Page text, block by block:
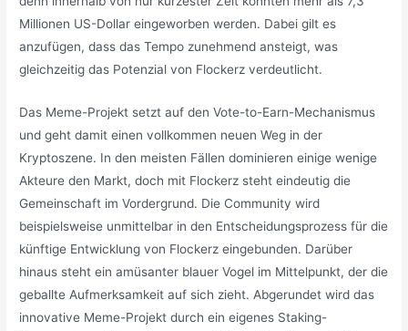
Millionen US-Dollar eingeworben werden. Dabei gilt es
anzufügen, dass das Tempo zunehmend ansteigt, was
gleichzeitig das Potenzial von Flockerz verdeutlicht.
Das Meme-Projekt setzt auf den Vote-to-Earn-Mechanismus
und geht damit einen vollkommen neuen Weg in der
Kryptoszene. In den meisten Fällen dominieren einige wenige
Akteure den Markt, doch mit Flockerz steht eindeutig die
Gemeinschaft im Vordergrund. Die Community wird
beispielsweise unmittelbar in den Entscheidungsprozess für die
künftige Entwicklung von Flockerz eingebunden. Darüber
hinaus steht ein amüsanter blauer Vogel im Mittelpunkt, der die
geballte Aufmerksamkeit auf sich zieht. Abgerundet wird das
innovative Meme-Projekt durch ein eigenes Staking-